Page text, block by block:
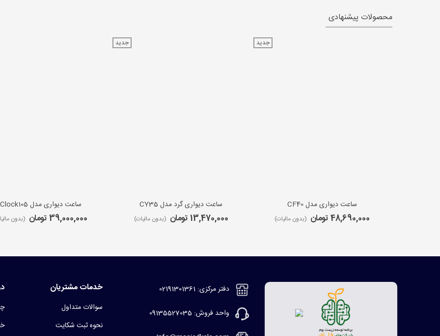
محصولات پیشنهادی
جدید
ساعت دیواری مدل CF40
48,690,000 تومان (بدون مالیات)
جدید
ساعت دیواری گرد مدل CY35
13,470,000 تومان (بدون مالیات)
ساعت دیواری مدل iClock105
39,000,000 تومان (بدون
دفتر مرکزی: 02191301361
واحد فروش: 09135527035
خدمات مشتریان
سوالات متداول
نحوه ثبت شکایت